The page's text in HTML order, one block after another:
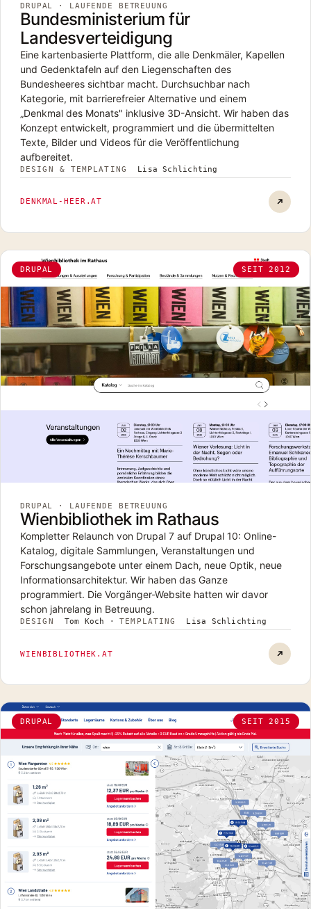
DRUPAL · LAUFENDE BETREUUNG
Bundesministerium für
Landesverteidigung
Eine kartenbasierte Plattform, die alle Denkmäler, Kapellen
und Gedenktafeln auf den Liegenschaften des
Bundesheeres sichtbar macht. Durchsuchbar nach
Kategorie, mit barrierefreier Alternative und einem
„Denkmal des Monats" inklusive 3D-Ansicht. Wir haben das
Konzept entwickelt, programmiert und die übermittelten
Texte, Bilder und Videos für die Veröffentlichung
aufbereitet.
DESIGN & TEMPLATING Lisa Schlichting
DENKMAL-HEER.AT
DRUPAL SEIT 2012
DRUPAL · LAUFENDE BETREUUNG
Wienbibliothek im Rathaus
Kompletter Relaunch von Drupal 7 auf Drupal 10: Online-
Katalog, digitale Sammlungen, Veranstaltungen und
Forschungsangebote unter einem Dach, neue Optik, neue
Informationsarchitektur. Wir haben das Ganze
programmiert. Die Vorgänger-Website hatten wir davor
schon jahrelang in Betreuung.
DESIGN Tom Koch ·TEMPLATING Lisa Schlichting
WIENBIBLIOTHEK.AT
DRUPAL SEIT 2015